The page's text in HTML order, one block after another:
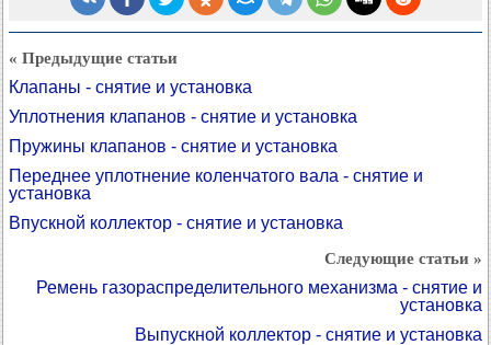
« Предыдущие статьи
Клапаны - снятие и установка
Уплотнения клапанов - снятие и установка
Пружины клапанов - снятие и установка
Переднее уплотнение коленчатого вала - снятие и
установка
Впускной коллектор - снятие и установка
Следующие статьи »
Ремень газораспределительного механизма - снятие и
установка
Выпускной коллектор - снятие и установка